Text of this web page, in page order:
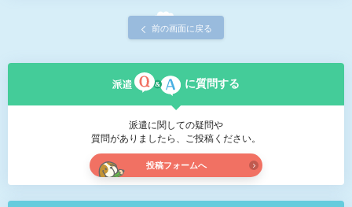
前の画面に戻る
に質問する
派遣に関しての疑問や
質問がありましたら、ご投稿ください。
投稿フォームへ